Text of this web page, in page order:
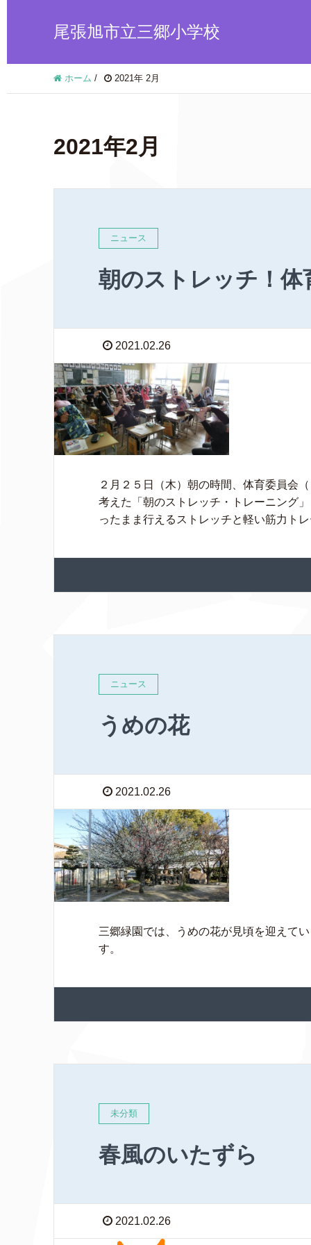
尾張旭市立三郷小学校
ホーム / 2021年 2月
2021年2月
ニュース
朝のストレッチ！体
2021.02.26
２月２５日（木）朝の時間、体育委員会
考えた「朝のストレッチ・トレーニング
ったまま行えるストレッチと軽い筋力ト
ニュース
うめの花
2021.02.26
三郷緑園では、うめの花が見頃を迎えて
す。
未分類
春風のいたずら
2021.02.26